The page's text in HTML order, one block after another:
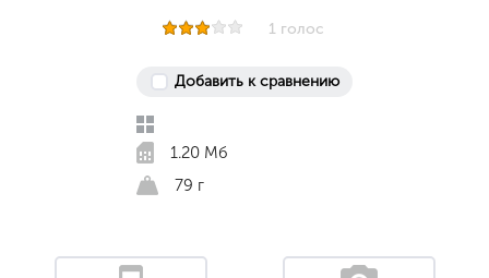
1 голос
Добавить к сравнению
1.20 Мб
79 г